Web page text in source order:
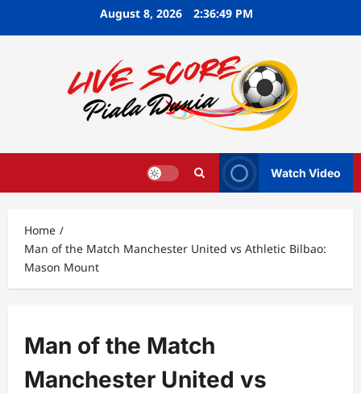
August 8, 2026 2:36:51 PM
Watch Video
Home
Man of the Match Manchester United vs Athletic Bilbao:
Mason Mount
Man of the Match
Manchester United vs